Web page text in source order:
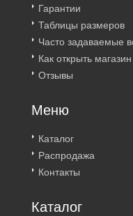
Гарантии
Таблицы размеров
Часто задаваемые
Как открыть
Отзывы
Меню
Каталог
Распродажа
Контакты
Каталог